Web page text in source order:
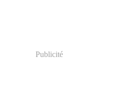
Publicité